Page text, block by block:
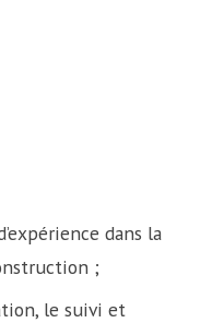
dans la
;
le suivi et